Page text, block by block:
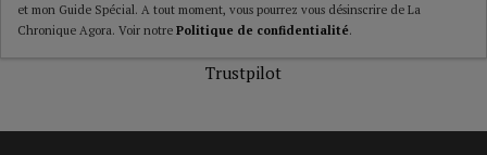
et mon Guide Spécial. A tout moment, vous pourrez vous désinscrire de La
Chronique Agora. Voir notre Politique de confidentialité.
Trustpilot